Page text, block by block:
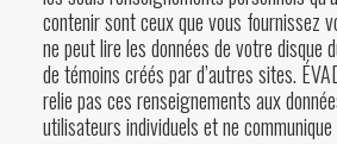
contenir sont ceux que vous fournissez
ne peut lire les données de votre disque
de témoins créés par d’autres sites.
relie pas ces renseignements aux
utilisateurs individuels et ne